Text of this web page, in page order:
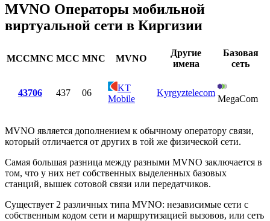
MVNO Операторы мобильной
виртуальной сети в Киргизии
MCCMNC MCC MNC MVNO
Другие
имена
Базовая
сеть
43706 437 06
KT
Mobile
Kyrgyztelecom
MegaCom
MVNO является дополнением к обычному оператору связи,
который отличается от других в той же физической сети.
Самая большая разница между разными MVNO заключается в
том, что у них нет собственных выделенных базовых
станций, вышек сотовой связи или передатчиков.
Существует 2 различных типа MVNO: независимые сети с
собственным кодом сети и маршрутизацией вызовов, или сеть